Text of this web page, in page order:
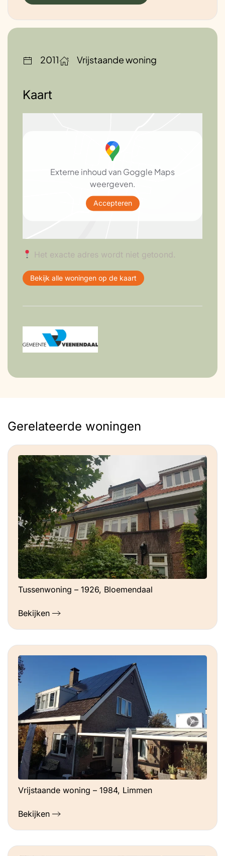
2011 Vrijstaande woning
Kaart
Externe inhoud van Goggle Maps
weergeven.
Accepteren
Het exacte adres wordt niet getoond.
Bekijk alle woningen op de kaart
Gerelateerde woningen
Tussenwoning – 1926, Bloemendaal
Bekijken
Vrijstaande woning – 1984, Limmen
Bekijken